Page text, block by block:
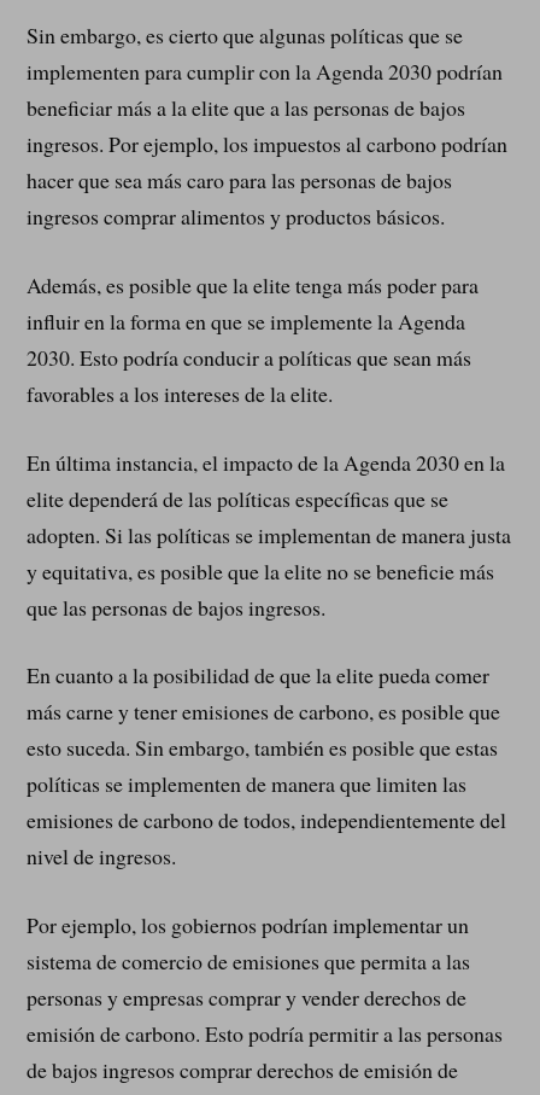
Sin embargo, es cierto que algunas políticas que se
implementen para cumplir con la Agenda 2030 podrían
beneficiar más a la elite que a las personas de bajos
ingresos. Por ejemplo, los impuestos al carbono podrían
hacer que sea más caro para las personas de bajos
ingresos comprar alimentos y productos básicos.
Además, es posible que la elite tenga más poder para
influir en la forma en que se implemente la Agenda
2030. Esto podría conducir a políticas que sean más
favorables a los intereses de la elite.
En última instancia, el impacto de la Agenda 2030 en la
elite dependerá de las políticas específicas que se
adopten. Si las políticas se implementan de manera justa
y equitativa, es posible que la elite no se beneficie más
que las personas de bajos ingresos.
En cuanto a la posibilidad de que la elite pueda comer
más carne y tener emisiones de carbono, es posible que
esto suceda. Sin embargo, también es posible que estas
políticas se implementen de manera que limiten las
emisiones de carbono de todos, independientemente del
nivel de ingresos.
Por ejemplo, los gobiernos podrían implementar un
sistema de comercio de emisiones que permita a las
personas y empresas comprar y vender derechos de
emisión de carbono. Esto podría permitir a las personas
de bajos ingresos comprar derechos de emisión de